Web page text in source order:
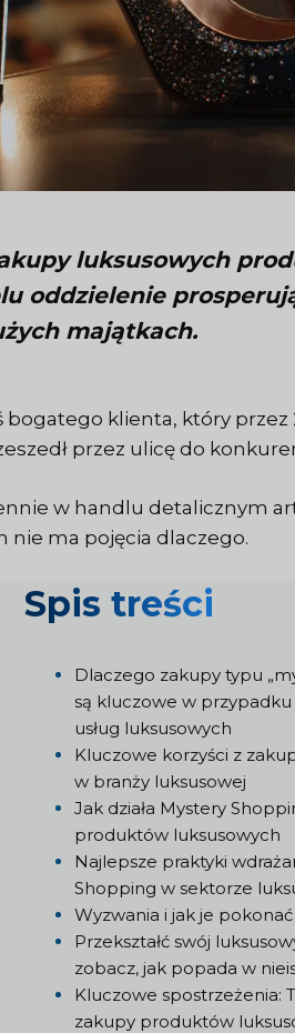
luksusowych
oddzielenie
majątkach.
bogatego klienta, który
przez ulicę do
w handlu detalicznym
nie ma pojęcia dlaczego.
Spis treści
Dlaczego zakupy typu
są kluczowe w
usług luksusowych
Kluczowe korzyści z
w branży luksusowej
Jak działa Mystery
produktów luksusowych
Najlepsze praktyki
Shopping w sektorze
Wyzwania i jak je pokonać
Przekształć swój
zobacz, jak popada w
Kluczowe spostrzeżenia:
zakupy produktów